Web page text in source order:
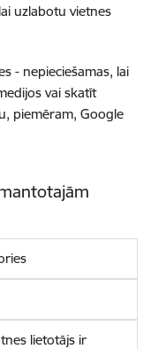
uzlabotu vietnes
- nepieciešamas, lai
vai skatīt
piemēram, Google
lietotājs ir